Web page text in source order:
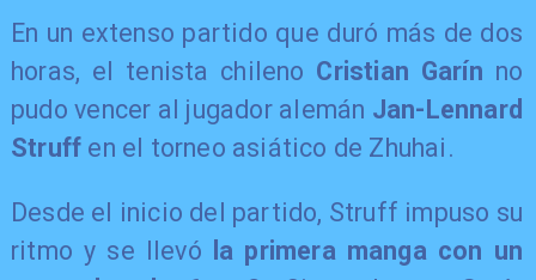
En un extenso partido que duró más de dos
horas, el tenista chileno Cristian Garín no
pudo vencer al jugador alemán Jan-Lennard
Struff en el torneo asiático de Zhuhai.
Desde el inicio del partido, Struff impuso su
ritmo y se llevó la primera manga con un